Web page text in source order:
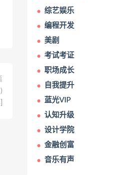
综艺娱乐
编程开发
美剧
考试考证
职场成长
自我提升
蓝光VIP
认知升级
设计学院
金融创富
音乐有声